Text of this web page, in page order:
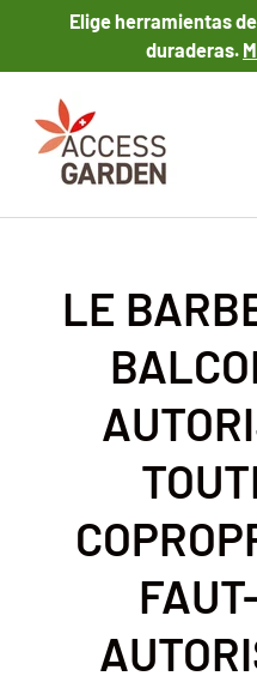
IR AL CONTENIDO
Elige herramientas
duraderas.
Buscar
Tipo de producto
LE